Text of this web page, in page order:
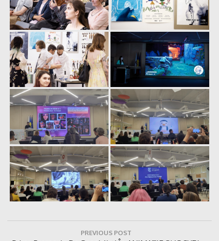
PREVIOUS POST